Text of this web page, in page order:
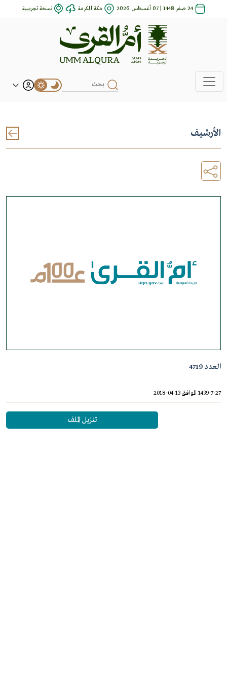
24 صفر 1448 | 07 أغسطس 2026 مكة المكرمة نسخة تجريبية
الأرشيف
العدد 4719
1439-7-27 الموافق 13-04-2018
تنزيل الملف